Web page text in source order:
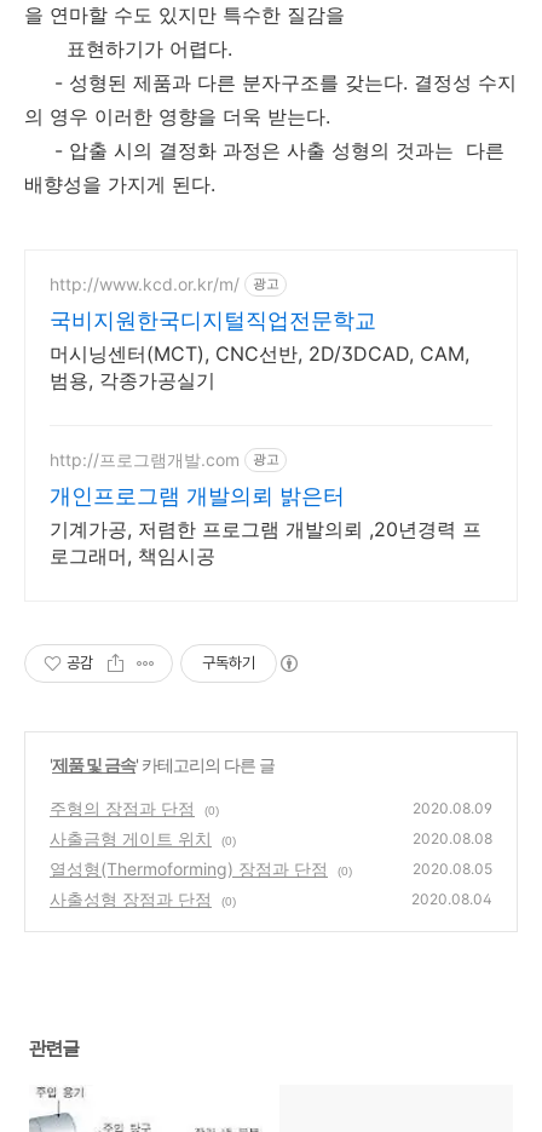
을 연마할 수도 있지만 특수한 질감을
표현하기가 어렵다.
- 성형된 제품과 다른 분자구조를 갖는다. 결정성 수지
의 영우 이러한 영향을 더욱 받는다.
- 압출 시의 결정화 과정은 사출 성형의 것과는 다른
배향성을 가지게 된다.
http://www.kcd.or.kr/m/ 광고
국비지원한국디지털직업전문학교
머시닝센터(MCT), CNC선반, 2D/3DCAD, CAM,
범용, 각종가공실기
http://프로그램개발.com 광고
개인프로그램 개발의뢰 밝은터
기계가공, 저렴한 프로그램 개발의뢰 ,20년경력 프
로그래머, 책임시공
공감 구독하기
'제품 및 금속' 카테고리의 다른 글
주형의 장점과 단점 (0) 2020.08.09
사출금형 게이트 위치 (0) 2020.08.08
열성형(Thermoforming) 장점과 단점 (0) 2020.08.05
사출성형 장점과 단점 (0) 2020.08.04
관련글